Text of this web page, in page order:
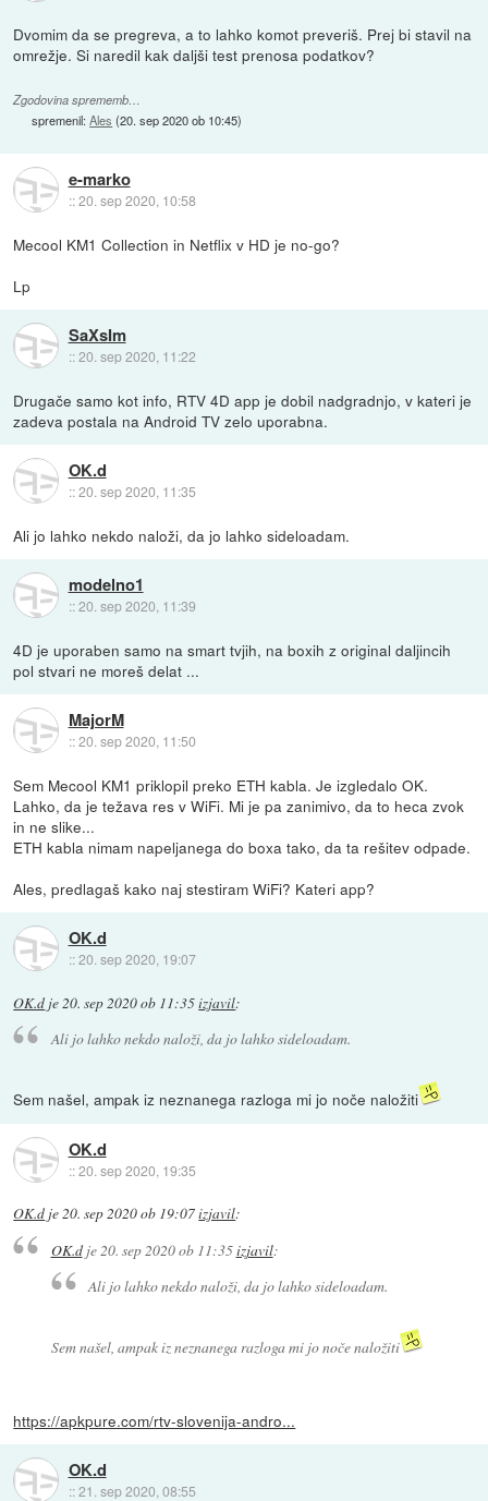
Dvomim da se pregreva, a to lahko komot preveriš. Prej bi stavil na
omrežje. Si naredil kak daljši test prenosa podatkov?
Zgodovina sprememb…
spremenil:Ales (20. sep 2020 ob 10:45)
e-marko
::20. sep 2020, 10:58
Mecool KM1 Collection in Netflix v HD je no-go?
Lp
SaXsIm
::20. sep 2020, 11:22
Drugače samo kot info, RTV 4D app je dobil nadgradnjo, v kateri je
zadeva postala na Android TV zelo uporabna.
OK.d
::20. sep 2020, 11:35
Ali jo lahko nekdo naloži, da jo lahko sideloadam.
modelno1
::20. sep 2020, 11:39
4D je uporaben samo na smart tvjih, na boxih z original daljincih
pol stvari ne moreš delat ...
MajorM
::20. sep 2020, 11:50
Sem Mecool KM1 priklopil preko ETH kabla. Je izgledalo OK.
Lahko, da je težava res v WiFi. Mi je pa zanimivo, da to heca zvok
in ne slike...
ETH kabla nimam napeljanega do boxa tako, da ta rešitev odpade.
Ales, predlagaš kako naj stestiram WiFi? Kateri app?
OK.d
::20. sep 2020, 19:07
OK.d je20. sep 2020 ob 11:35izjavil:
Ali jo lahko nekdo naloži, da jo lahko sideloadam.
Sem našel, ampak iz neznanega razloga mi jo noče naložiti
OK.d
::20. sep 2020, 19:35
OK.d je20. sep 2020 ob 19:07izjavil:
OK.dje20. sep 2020 ob 11:35izjavil:
Ali jo lahko nekdo naloži, da jo lahko sideloadam.
Sem našel, ampak iz neznanega razloga mi jo noče naložiti
https://apkpure.com/rtv-slovenija-andro...
OK.d
::21. sep 2020, 08:55